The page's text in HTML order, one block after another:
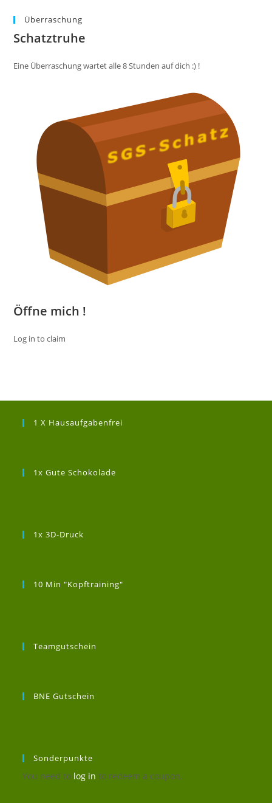
Überraschung
Schatztruhe
Eine Überraschung wartet alle 8 Stunden auf dich :) !
Öffne mich !
Log in to claim
1 X Hausaufgabenfrei
1x Gute Schokolade
1x 3D-Druck
10 Min "Kopftraining"
Teamgutschein
BNE Gutschein
Sonderpunkte
You need to log in to redeem a coupon.